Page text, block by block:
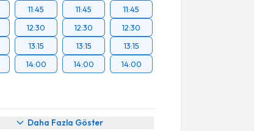
11:45
12:30
13:15
14:00
11:45
12:30
13:15
14:00
11:45
12:30
13:15
14:00
Daha Fazla Göster